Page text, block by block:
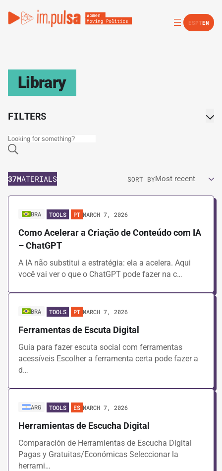
ESPTEN
Library
FILTERS
LANGUAGE
Spanish
Argentina
Chile
Colombia
Global
México
AREAS OF KNOWLEDGE
Data and Technology
Crisis Management
Team Management
Women and Politics
Narrative and Communications
Strategic Planning
Partner Content
Studies and Research
Experiences
Tools
Guides
Video Lessons
37MATERIALS SORT BY
BRA TOOLS PT MARCH 7, 2026
Como Acelerar a Criação de Conteúdo com IA
– ChatGPT
A IA não substitui a estratégia: ela a acelera. Aqui
você vai ver o que o ChatGPT pode fazer na c…
BRA TOOLS PT MARCH 7, 2026
Ferramentas de Escuta Digital
Guia para fazer escuta social com ferramentas
acessíveis Escolher a ferramenta certa pode fazer a
d…
ARG TOOLS ES MARCH 7, 2026
Herramientas de Escucha Digital
Comparación de Herramientas de Escucha Digital
Pagas y Gratuitas/Económicas Seleccionar la
herrami…